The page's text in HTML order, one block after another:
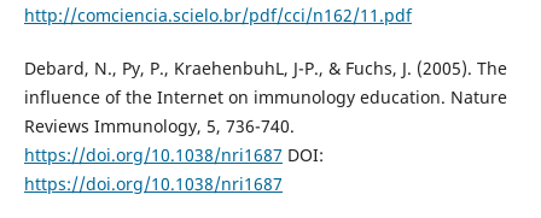
http://comciencia.scielo.br/pdf/cci/n162/11.pdf
Debard, N., Py, P., KraehenbuhL, J-P., & Fuchs, J. (2005). The
influence of the Internet on immunology education. Nature
Reviews Immunology, 5, 736-740.
https://doi.org/10.1038/nri1687 DOI:
https://doi.org/10.1038/nri1687